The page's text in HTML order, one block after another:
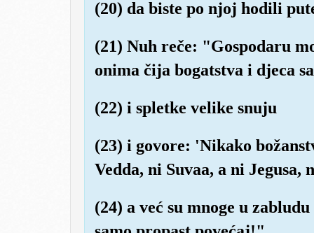
(20) da biste po njoj hodili
(21) Nuh reče: "Gospodaru
onima čija bogatstva i djeca
(22) i spletke velike snuju
(23) i govore: 'Nikako
Vedda, ni Suvaa, a ni
(24) a već su mnoge u